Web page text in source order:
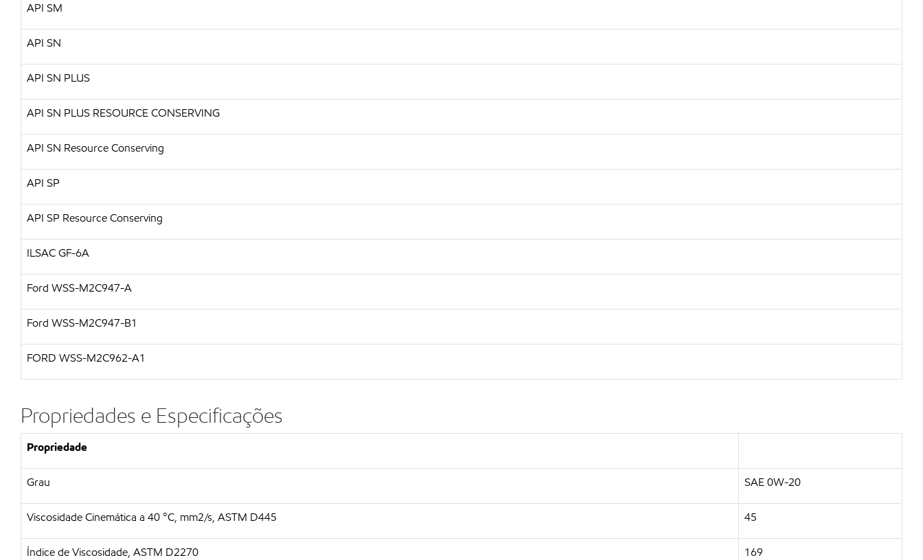
API SM
API SN
API SN PLUS
API SN PLUS RESOURCE CONSERVING
API SN Resource Conserving
API SP
API SP Resource Conserving
ILSAC GF-6A
Ford WSS-M2C947-A
Ford WSS-M2C947-B1
FORD WSS-M2C962-A1
Propriedades e Especificações
Propriedade
Grau SAE 0W-20
Viscosidade Cinemática a 40 °C, mm2/s, ASTM D445 45
Índice de Viscosidade, ASTM D2270 169